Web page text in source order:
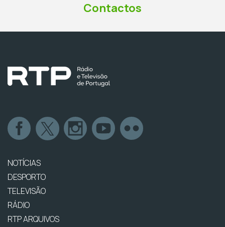
Contactos
NOTÍCIAS
DESPORTO
TELEVISÃO
RÁDIO
RTP ARQUIVOS